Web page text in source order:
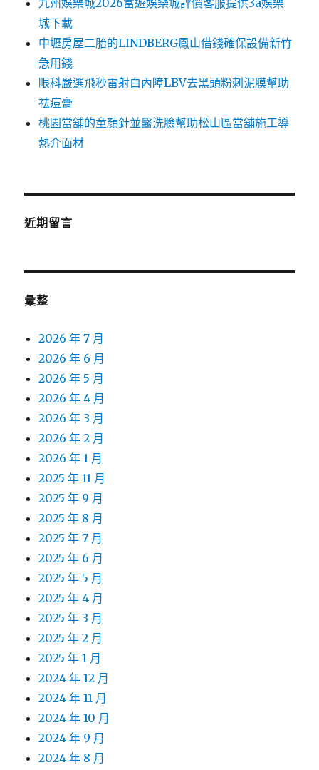
九州娛樂城2026富遊娛樂城評價客服提供3a娛樂
城下載
中壢房屋二胎的LINDBERG鳳山借錢確保設備新竹
急用錢
眼科嚴選飛秒雷射白內障LBV去黑頭粉刺泥膜幫助
祛痘膏
桃園當舖的童顏針並醫洗臉幫助松山區當舖施工導
熱介面材
近期留言
彙整
2026 年 7 月
2026 年 6 月
2026 年 5 月
2026 年 4 月
2026 年 3 月
2026 年 2 月
2026 年 1 月
2025 年 11 月
2025 年 9 月
2025 年 8 月
2025 年 7 月
2025 年 6 月
2025 年 5 月
2025 年 4 月
2025 年 3 月
2025 年 2 月
2025 年 1 月
2024 年 12 月
2024 年 11 月
2024 年 10 月
2024 年 9 月
2024 年 8 月